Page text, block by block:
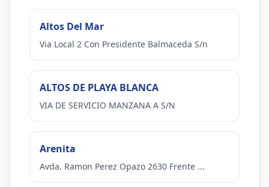
Altos Del Mar
Via Local 2 Con Presidente Balmaceda S/n
ALTOS DE PLAYA BLANCA
VIA DE SERVICIO MANZANA A S/N
Arenita
Avda. Ramon Perez Opazo 2630 Frente ...